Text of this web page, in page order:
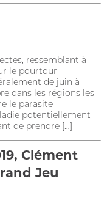
ressemblant à
le pourtour
de juin à
dans les régions les
le parasite
potentiellement
de prendre […]
Clément
Jeu